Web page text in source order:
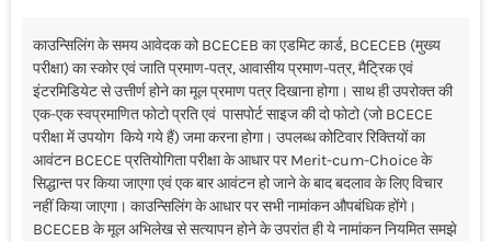
काउन्सिलिंग के समय आवेदक को BCECEB का एडमिट कार्ड, BCECEB (मुख्य
परीक्षा) का स्कोर एवं जाति प्रमाण-पत्र, आवासीय प्रमाण-पत्र, मैट्रिक एवं
इंटरमिडियेट से उत्तीर्ण होने का मूल प्रमाण पत्र दिखाना होगा। साथ ही उपरोक्त की
एक-एक स्वप्रमाणित फोटो प्रति एवं पासपोर्ट साइज की दो फोटो (जो BCECE
परीक्षा में उपयोग किये गये हैं) जमा करना होगा। उपलब्ध कोटिवार रिक्तियों का
आवंटन BCECE प्रतियोगिता परीक्षा के आधार पर Merit-cum-Choice के
सिद्धान्त पर किया जाएगा एवं एक बार आवंटन हो जाने के बाद बदलाव के लिए विचार
नहीं किया जाएगा। काउन्सिलिंग के आधार पर सभी नामांकन औपबंधिक होंगे।
BCECEB के मूल अभिलेख से सत्यापन होने के उपरांत ही ये नामांकन नियमित समझे